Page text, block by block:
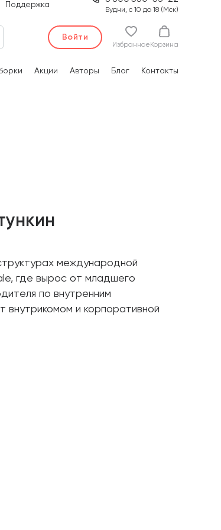
Поддержка
Будни, с 10 до 18 (Мск)
Войти
Избранное Корзина
Акции Авторы Блог Контакты
международной
где вырос от младшего
по внутренним
внутрикомом и корпоративной